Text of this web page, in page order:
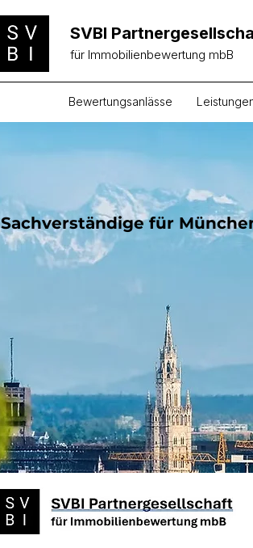
SVBI
für Immobilienbewertung mbB
Bewertungsanlässe
Sachverständige für